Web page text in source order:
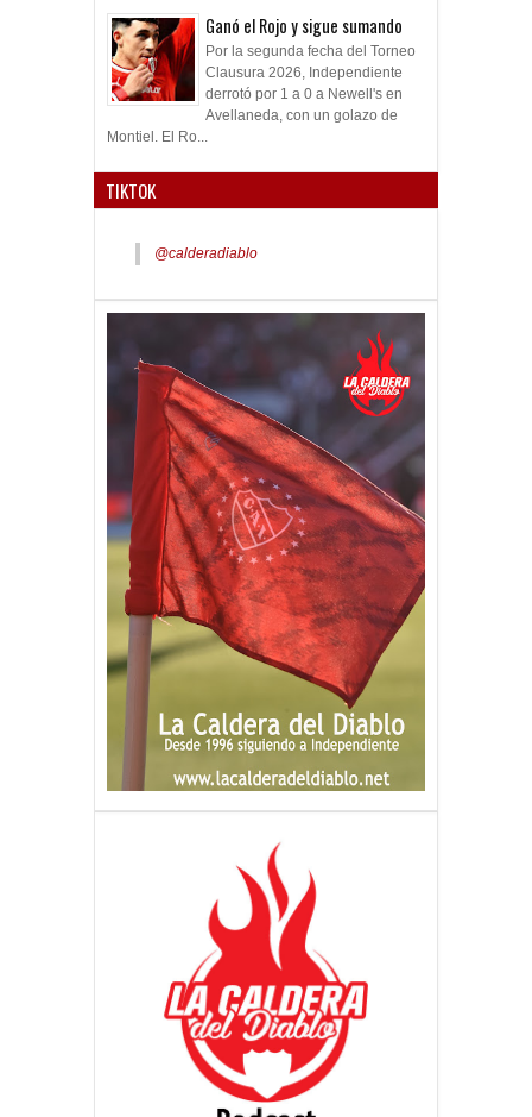
Ganó el Rojo y sigue sumando
Por la segunda fecha del Torneo
Clausura 2026, Independiente
derrotó por 1 a 0 a Newell's en
Avellaneda, con un golazo de
Montiel. El Ro...
TIKTOK
@calderadiablo